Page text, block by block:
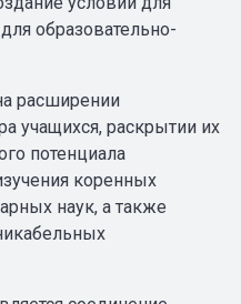
образовательно-
расширении
учащихся, раскрытии их
потенциала
коренных
наук, а также